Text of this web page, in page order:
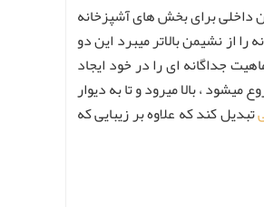
داخلی برای بخش های آشپزخانه
از نشیمن بالاتر میبرد این دو
جداگانه ای را در خود ایجاد
، بالا میرود و تا به دیوار
تبدیل کند که علاوه بر زیبایی که